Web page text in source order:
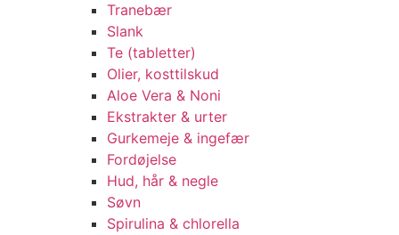
Tranebær
Slank
Te (tabletter)
Olier, kosttilskud
Aloe Vera & Noni
Ekstrakter & urter
Gurkemeje & ingefær
Fordøjelse
Hud, hår & negle
Søvn
Spirulina & chlorella